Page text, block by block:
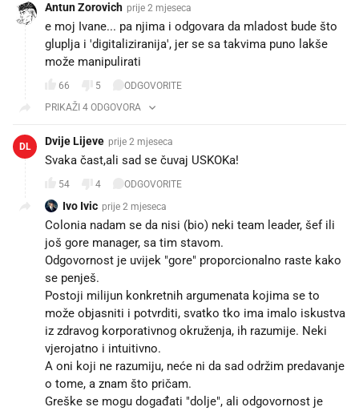
Antun Zorovich prije 2 mjeseca
e moj Ivane... pa njima i odgovara da mladost bude što
gluplja i 'digitaliziranija', jer se sa takvima puno lakše
može manipulirati
66 5
ODGOVORITE
PRIKAŽI 4 ODGOVORA
DL Dvije Lijeve prije 2 mjeseca
Svaka čast,ali sad se čuvaj USKOKa!
54 4 ODGOVORITE
Ivo Ivic prije 2 mjeseca
Colonia nadam se da nisi (bio) neki team leader, šef ili
još gore manager, sa tim stavom.
Odgovornost je uvijek "gore" proporcionalno raste kako
se penješ.
Postoji milijun konkretnih argumenata kojima se to
može objasniti i potvrditi, svatko tko ima imalo iskustva
iz zdravog korporativnog okruženja, ih razumije. Neki
vjerojatno i intuitivno.
A oni koji ne razumiju, neće ni da sad održim predavanje
o tome, a znam što pričam.
Greške se mogu događati "dolje", ali odgovornost je